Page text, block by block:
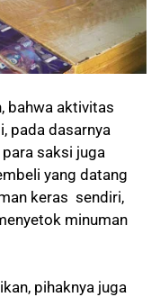
bahwa aktivitas
pada dasarnya
saksi juga
yang datang
keras sendiri,
minuman
pihaknya juga